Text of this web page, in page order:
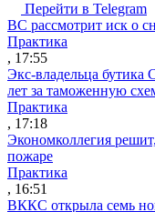
Перейти в Telegram
ВС рассмотрит иск о
Практика
, 17:55
Экс-владельца бутика
лет за таможенную
Практика
, 17:18
Экономколлегия
пожаре
Практика
, 16:51
ВККС открыла семь